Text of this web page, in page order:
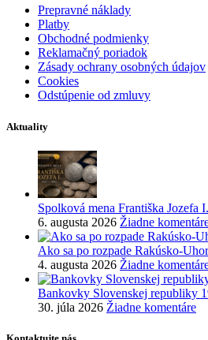
Prepravné náklady
Platby
Obchodné podmienky
Reklamačný poriadok
Zásady ochrany osobných údajov
Cookies
Odstúpenie od zmluvy
Aktuality
Spolková mena Františka Jozefa
6. augusta 2026 Žiadne
Ako sa po rozpade Rakúsko-
4. augusta 2026 Žiadne
Bankovky Slovenskej republiky
30. júla 2026 Žiadne komentáre